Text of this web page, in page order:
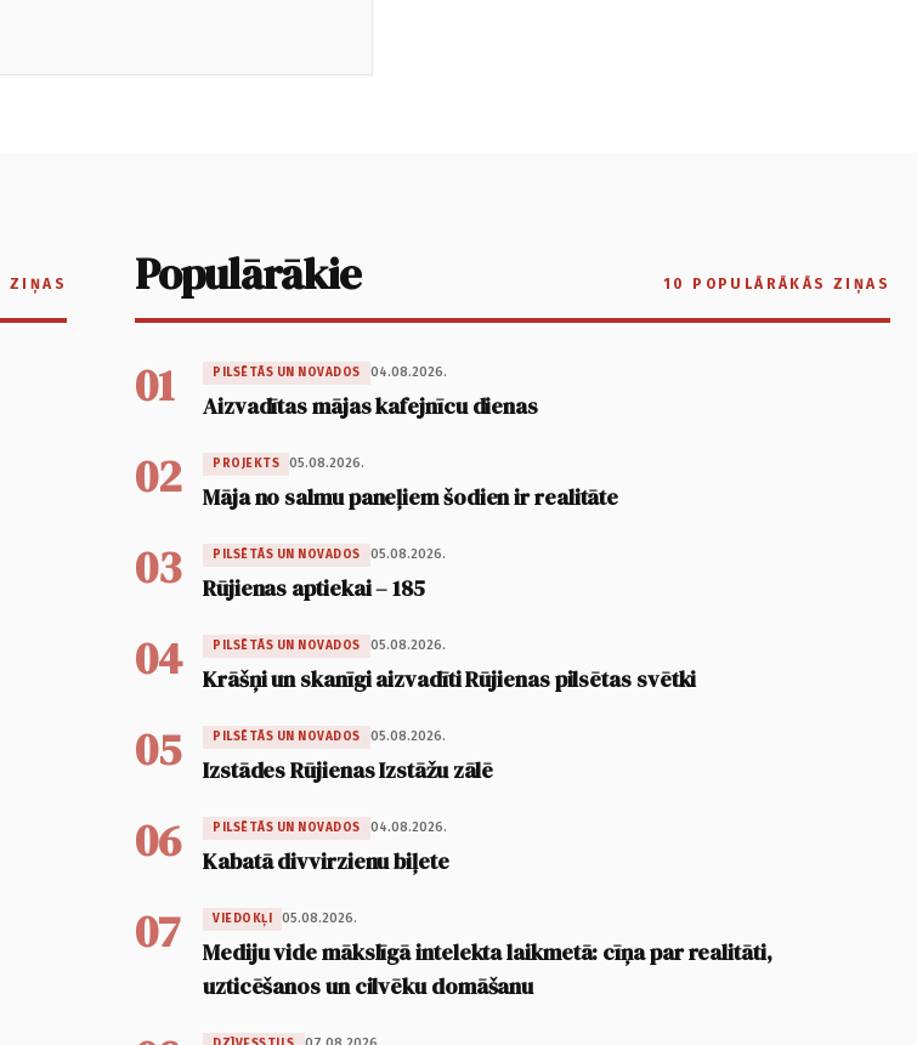
ZIŅAS Populārākie 10 POPULĀRĀKĀS ZIŅAS
01 PILSĒTĀS UN NOVADOS 04.08.2026.
Aizvadītas mājas kafejnīcu dienas
02 PROJEKTS 05.08.2026.
Māja no salmu paneļiem šodien ir realitāte
03 PILSĒTĀS UN NOVADOS 05.08.2026.
Rūjienas aptiekai – 185
04 PILSĒTĀS UN NOVADOS 05.08.2026.
Krāšņi un skanīgi aizvadīti Rūjienas pilsētas svētki
05 PILSĒTĀS UN NOVADOS 05.08.2026.
Izstādes Rūjienas Izstāžu zālē
06 PILSĒTĀS UN NOVADOS 04.08.2026.
Kabatā divvirzienu biļete
07 VIEDOKĻI 05.08.2026.
Mediju vide mākslīgā intelekta laikmetā: cīņa par realitāti,
uzticēšanos un cilvēku domāšanu